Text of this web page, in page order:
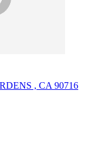
, CA 90716